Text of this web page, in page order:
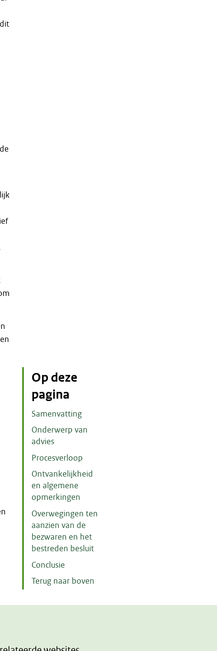
Op deze
pagina
Samenvatting
Onderwerp van
advies
Procesverloop
Ontvankelijkheid
en algemene
opmerkingen
Overwegingen ten
aanzien van de
bezwaren en het
bestreden besluit
Conclusie
Terug naar boven